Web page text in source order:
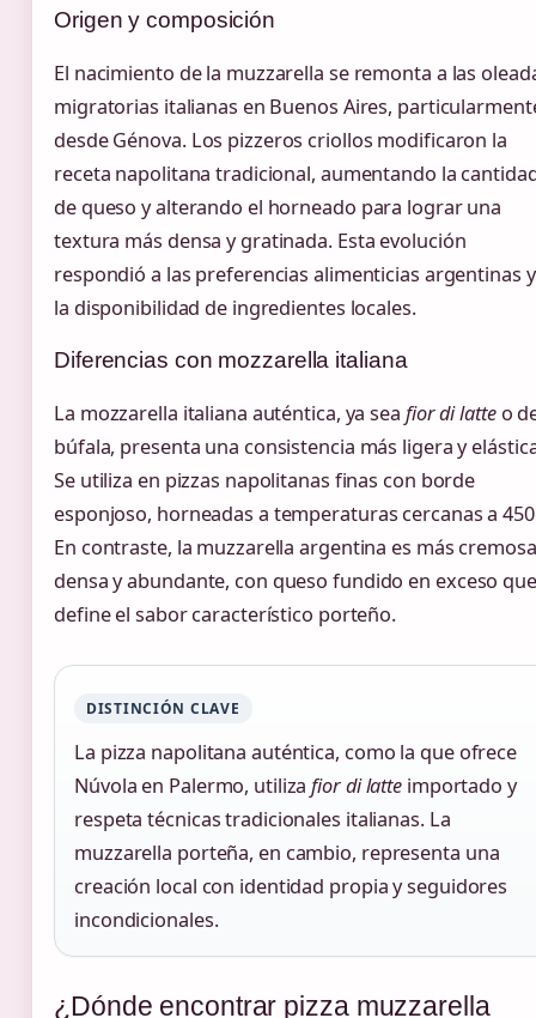
Origen y composición
El nacimiento de la muzzarella se remonta a las
migratorias italianas en Buenos Aires,
desde Génova. Los pizzeros criollos modificaron la
receta napolitana tradicional, aumentando la
de queso y alterando el horneado para lograr una
textura más densa y gratinada. Esta evolución
respondió a las preferencias alimenticias argentinas
la disponibilidad de ingredientes locales.
Diferencias con mozzarella italiana
La mozzarella italiana auténtica, ya sea fior di latteo
búfala, presenta una consistencia más ligera y
Se utiliza en pizzas napolitanas finas con borde
esponjoso, horneadas a temperaturas cercanas a
En contraste, la muzzarella argentina es más
densa y abundante, con queso fundido en exceso que
define el sabor característico porteño.
DISTINCIÓN CLAVE
La pizza napolitana auténtica, como la que ofrece
Núvola en Palermo, utilizafior di latte importado y
respeta técnicas tradicionales italianas. La
muzzarella porteña, en cambio, representa una
creación local con identidad propia y seguidores
incondicionales.
¿Dónde encontrar pizza muzzarella